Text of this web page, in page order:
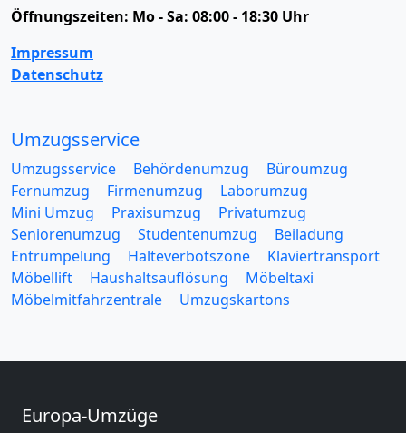
Öffnungszeiten: Mo - Sa: 08:00 - 18:30 Uhr
Impressum
Datenschutz
Umzugsservice
Umzugsservice Behördenumzug
Büroumzug
Fernumzug
Firmenumzug
Laborumzug
Mini Umzug
Praxisumzug
Privatumzug
Seniorenumzug
Studentenumzug
Beiladung
Entrümpelung
Halteverbotszone
Klaviertransport
Möbellift
Haushaltsauflösung
Möbeltaxi
Möbelmitfahrzentrale
Umzugskartons
Europa-Umzüge